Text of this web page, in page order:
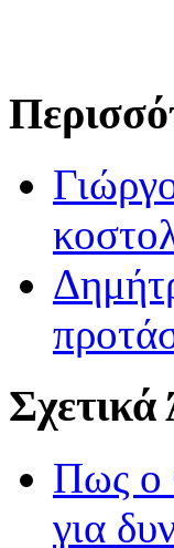
Πως ο
για